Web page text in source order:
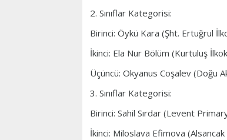
2. Sınıflar Kategorisi:
Birinci: Öykü Kara (Şht. Ertuğrul
İkinci: Ela Nur Bölüm (Kurtuluş
Üçüncü: Okyanus Coşalev (Doğu
3. Sınıflar Kategorisi:
Birinci: Sahil Sırdar (Levent
İkinci: Miloslava Efimova